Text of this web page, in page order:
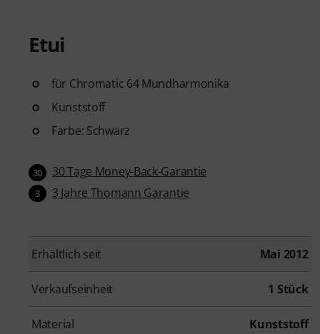
Etui
für Chromatic 64 Mundharmonika
Kunststoff
Farbe: Schwarz
30 30 Tage Money-Back-Garantie
3 3 Jahre Thomann Garantie
Erhältlich seit Mai 2012
Verkaufseinheit 1 Stück
Material Kunststoff